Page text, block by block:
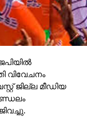
വിവേചനം
ജില്ല മീഡിയ